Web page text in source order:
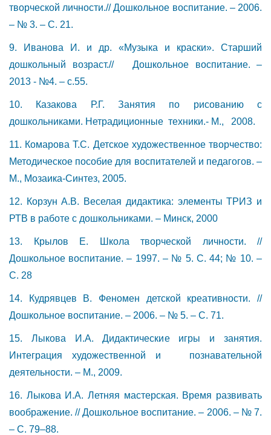
творческой личности.// Дошкольное воспитание. – 2006.
– № 3. – С. 21.
9. Иванова И. и др. «Музыка и краски». Старший
дошкольный возраст.// Дошкольное воспитание. –
2013 - №4. – с.55.
10. Казакова Р.Г. Занятия по рисованию с
дошкольниками. Нетрадиционные техники.- М., 2008.
11. Комарова Т.С. Детское художественное творчество:
Методическое пособие для воспитателей и педагогов. –
М., Мозаика-Синтез, 2005.
12. Корзун А.В. Веселая дидактика: элементы ТРИЗ и
РТВ в работе с дошкольниками. – Минск, 2000
13. Крылов Е. Школа творческой личности. //
Дошкольное воспитание. – 1997. – № 5. С. 44; № 10. –
С. 28
14. Кудрявцев В. Феномен детской креативности. //
Дошкольное воспитание. – 2006. – № 5. – С. 71.
15. Лыкова И.А. Дидактические игры и занятия.
Интеграция художественной и познавательной
деятельности. – М., 2009.
16. Лыкова И.А. Летняя мастерская. Время развивать
воображение. // Дошкольное воспитание. – 2006. – № 7.
– С. 79–88.